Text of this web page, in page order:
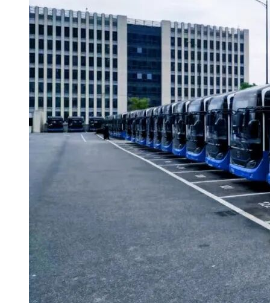
(四)未被列入政府采购失信名单、军队供应商暂停名单，未在
军队采购失信名单禁入处罚期内，未被“信用中国”网站列入失
信被执行人、重大税收违法案件当事人。
(五)本项目不接受联合体投标。
(六)本项目特定资质：报价供应商应具备道路客运经营许可
(七)报价供应商应当具备服务履约的能力，在履约环节不得转
包和违 法分包，一经发现存在转包和违法分包行为，转包和
违法分包的相关企业均 将受到相关处罚。
(一)申领时间：2023年2月9日至2023年2月18日，每日上午
08:30至12 :00，14:30至17:30( 公休、法定节假日除外。）
(二)申领地点：福州市鼓楼区五四路159号世界金龙大厦14层A
区单元福建省智信招标有限公司财务室。
(三)申领谈判文件时需提供以下资料：
1.营业执照或事业单位法人证书复印件加盖公章(军队单位不